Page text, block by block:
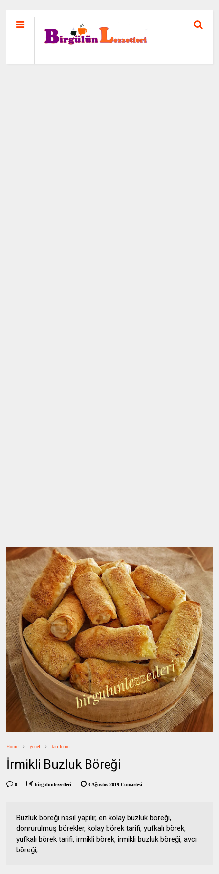
Home genel tariflerim
İrmikli Buzluk Böreği
0 birgulunlezzetleri 3 Ağustos 2019 Cumartesi
Buzluk böreği nasıl yapılır, en kolay buzluk böreği,
donrurulmuş börekler, kolay börek tarifi, yufkalı börek,
yufkalı börek tarifi, irmikli börek, irmikli buzluk böreği, avcı
böreği,